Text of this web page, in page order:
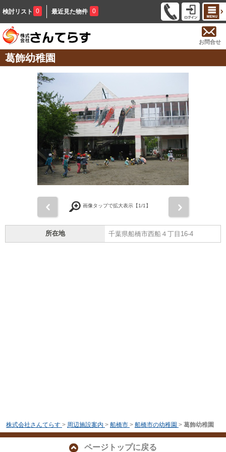
検討リスト 0 最近見た物件 0
お問合せ
葛飾幼稚園
画像タップで拡大表示【1/1】
所在地 千葉県船橋市西船４丁目16-4
株式会社さんてらす > 周辺施設案内 > 船橋市 > 船橋市の幼稚園 > 葛飾幼稚園
ページトップに戻る